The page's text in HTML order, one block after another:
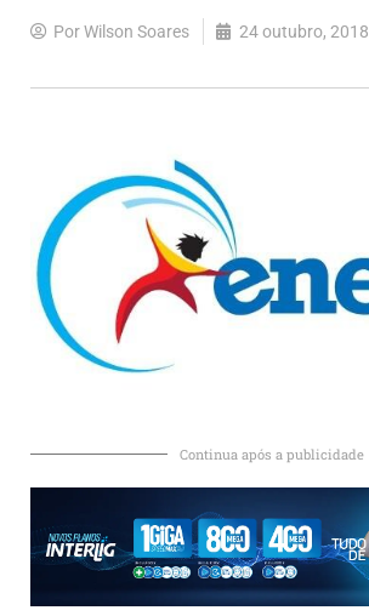
PorWilson Soares 24 outubro, 2018
Continua após a publicidade